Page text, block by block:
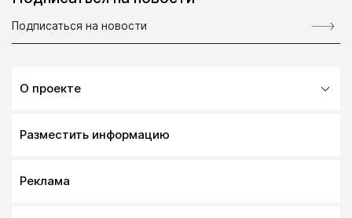
О проекте
Разместить информацию
Реклама